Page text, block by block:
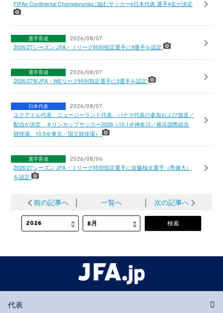
FIFAe Continental Championshipに臨むサッカーe日本代表 選手4名が決定
選手育成 2026/08/07
2026/27シーズン JFA・Ｊリーグ特別指定選手に9選手を認定
選手育成 2026/08/07
2026/27年JFA・WEリーグ特別指定選手に3選手を認定
日本代表 2026/08/07
エクアドル代表、ニュージーランド代表、パナマ代表の参加および放送／
配信が決定 キリンカップサッカー2026（10.1＠神奈川／横浜国際総合
競技場、10.5＠東京／国立競技場）
選手育成 2026/08/06
2026/27シーズン JFA・Ｊリーグ特別指定選手に佐藤柚太選手（専修大）
を認定
前の記事へ 一覧へ 次の記事へ
代表